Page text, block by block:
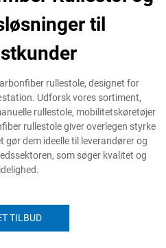
til
rullestole, designet for
Udforsk vores sortiment,
rullestole, mobilitetskøretøjer
rullestole giver overlegen styrke
gør dem ideelle til leverandører og
som søger kvalitet og
TILBUD